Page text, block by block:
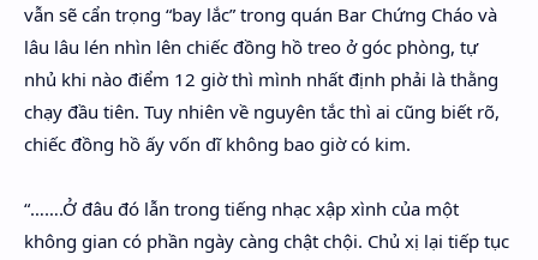
vẫn sẽ cẩn trọng “bay lắc” trong quán Bar Chứng Cháo và
lâu lâu lén nhìn lên chiếc đồng hồ treo ở góc phòng, tự
nhủ khi nào điểm 12 giờ thì mình nhất định phải là thằng
chạy đầu tiên. Tuy nhiên về nguyên tắc thì ai cũng biết rõ,
chiếc đồng hồ ấy vốn dĩ không bao giờ có kim.
“…….Ở đâu đó lẫn trong tiếng nhạc xập xình của một
không gian có phần ngày càng chật chội. Chủ xị lại tiếp tục